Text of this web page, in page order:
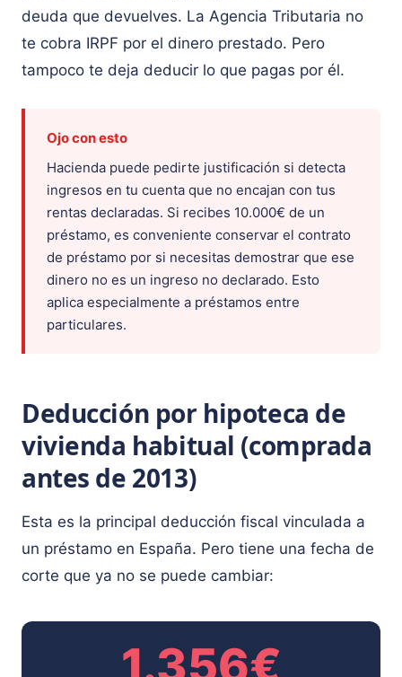
deuda que devuelves. La Agencia Tributaria no
te cobra IRPF por el dinero prestado. Pero
tampoco te deja deducir lo que pagas por él.
Ojo con esto
Hacienda puede pedirte justificación si detecta
ingresos en tu cuenta que no encajan con tus
rentas declaradas. Si recibes 10.000€ de un
préstamo, es conveniente conservar el contrato
de préstamo por si necesitas demostrar que ese
dinero no es un ingreso no declarado. Esto
aplica especialmente a préstamos entre
particulares.
Deducción por hipoteca de
vivienda habitual (comprada
antes de 2013)
Esta es la principal deducción fiscal vinculada a
un préstamo en España. Pero tiene una fecha de
corte que ya no se puede cambiar: